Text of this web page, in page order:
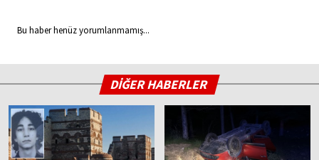
Bu haber henüz yorumlanmamış...
DİĞER HABERLER